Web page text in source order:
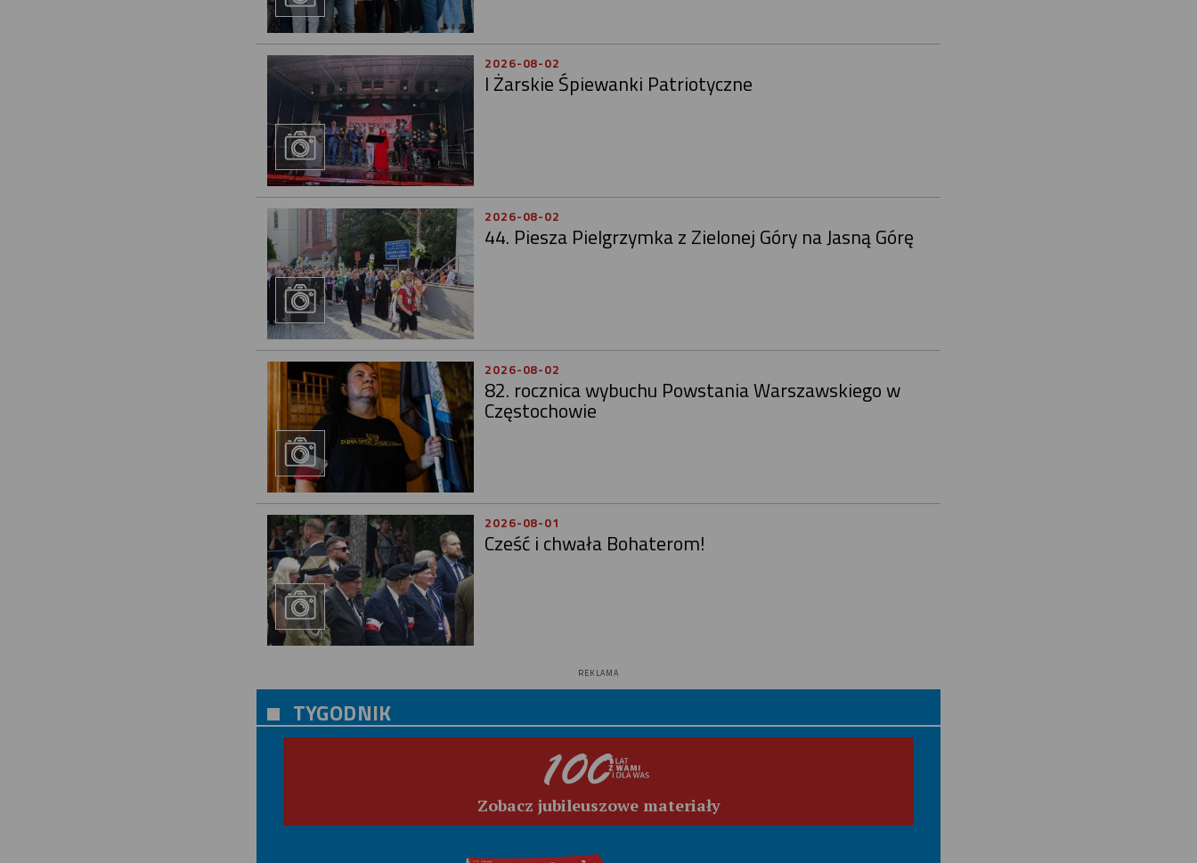
2026-08-02
I Żarskie Śpiewanki Patriotyczne
2026-08-02
44. Piesza Pielgrzymka z Zielonej Góry na Jasną Górę
2026-08-02
82. rocznica wybuchu Powstania Warszawskiego w
Częstochowie
2026-08-01
Cześć i chwała Bohaterom!
REKLAMA
TYGODNIK
Zobacz jubileuszowe materiały